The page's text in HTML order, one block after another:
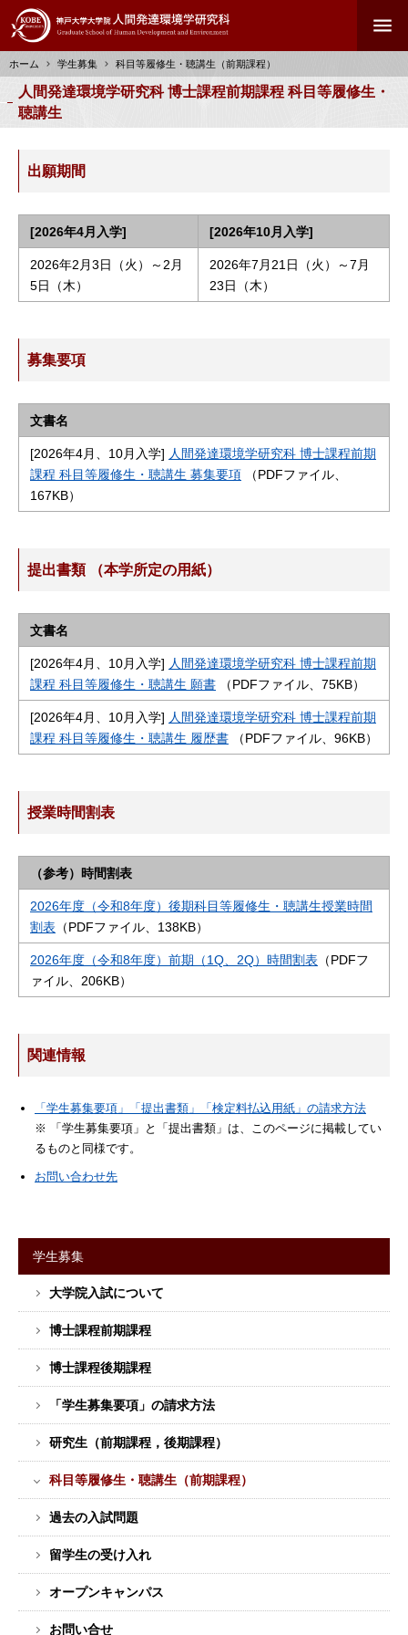
ン
コ
ン
menu
パ
ン
ホーム 学生募集 科目等履修生・聴講生（前期課程）
人間発達環境学研究科 博士課程前期課程 科目等履修生・
聴講生
出願期間
[2026年4月入学] [2026年10月入学]
2026年2月3日（火）～2月
5日（木）
2026年7月21日（火）～7月
23日（木）
募集要項
文書名
[2026年4月、10月入学] 人間発達環境学研究科 博士課程前期
課程 科目等履修生・聴講生 募集要項 （PDFファイル、
167KB）
提出書類 （本学所定の用紙）
文書名
[2026年4月、10月入学] 人間発達環境学研究科 博士課程前期
課程 科目等履修生・聴講生 願書 （PDFファイル、75KB）
[2026年4月、10月入学] 人間発達環境学研究科 博士課程前期
課程 科目等履修生・聴講生 履歴書 （PDFファイル、96KB）
授業時間割表
（参考）時間割表
2026年度（令和8年度）後期科目等履修生・聴講生授業時間
割表 （PDFファイル、138KB）
2026年度（令和8年度）前期（1Q、2Q）時間割表 （PDFフ
ァイル、206KB）
関連情報
「学生募集要項」「提出書類」「検定料払込用紙」の請求方法
※ 「学生募集要項」と「提出書類」は、このページに掲載してい
るものと同様です。
お問い合わせ先
ー
メ
ニ
ュ
ー
学生募集
大学院入試について
博士課程前期課程
博士課程後期課程
「学生募集要項」の請求方法
研究生（前期課程，後期課程）
科目等履修生・聴講生（前期課程）
過去の入試問題
留学生の受け入れ
オープンキャンパス
お問い合せ